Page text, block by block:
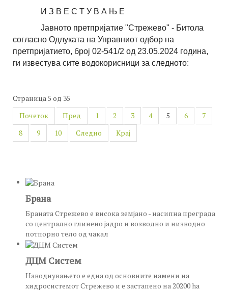
И З В Е С Т У В А Њ Е
Јавното претпријатие "Стрежево" - Битола
согласно Одлуката на Управниот одбор на
претпријатието, број 02-541/2 од 23.05.2024 година,
ги известува сите водокорисници за следното:
Страница 5 од 35
Почеток
Пред 1 2 3 4 5 6
7
8
9 10 Следно Крај
Брана
Браната Стрежево е висока земјано - насипна преграда
со централно глинено јадро и возводно и низводно
потпорно тело од чакал
ДЦМ Систем
Наводнувањето е една од основните намени на
хидросистемот Стрежево и е застапено на 20200 ha